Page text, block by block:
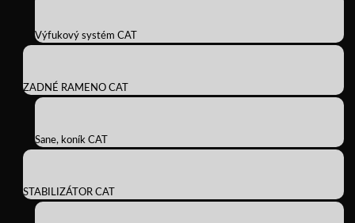
Výfukový systém CAT
ZADNÉ RAMENO CAT
Sane, koník CAT
STABILIZÁTOR CAT